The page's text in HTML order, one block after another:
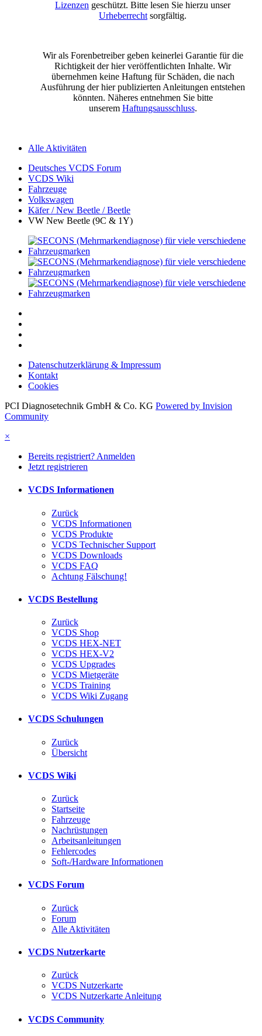
Lizenzen geschützt. Bitte lesen Sie hierzu unser
Urheberrecht sorgfältig.
Wir als Forenbetreiber geben keinerlei Garantie für die
Richtigkeit der hier veröffentlichten Inhalte. Wir
übernehmen keine Haftung für Schäden, die nach
Ausführung der hier publizierten Anleitungen entstehen
könnten. Näheres entnehmen Sie bitte
unserem Haftungsausschluss.
Alle Aktivitäten
Deutsches VCDS Forum
VCDS Wiki
Fahrzeuge
Volkswagen
Käfer / New Beetle / Beetle
VW New Beetle (9C & 1Y)
Datenschutzerklärung & Impressum
Kontakt
Cookies
PCI Diagnosetechnik GmbH & Co. KG Powered by Invision
Community
×
Bereits registriert? Anmelden
Jetzt registrieren
VCDS Informationen
Zurück
VCDS Informationen
VCDS Produkte
VCDS Technischer Support
VCDS Downloads
VCDS FAQ
Achtung Fälschung!
VCDS Bestellung
Zurück
VCDS Shop
VCDS HEX-NET
VCDS HEX-V2
VCDS Upgrades
VCDS Mietgeräte
VCDS Training
VCDS Wiki Zugang
VCDS Schulungen
Zurück
Übersicht
VCDS Wiki
Zurück
Startseite
Fahrzeuge
Nachrüstungen
Arbeitsanleitungen
Fehlercodes
Soft-/Hardware Informationen
VCDS Forum
Zurück
Forum
Alle Aktivitäten
VCDS Nutzerkarte
Zurück
VCDS Nutzerkarte
VCDS Nutzerkarte Anleitung
VCDS Community